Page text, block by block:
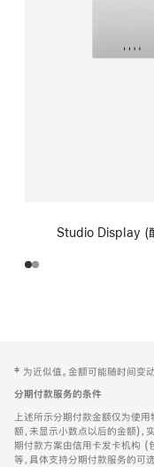
Studio Display (配
页
页
脚
注
‡ 为近似值。金额可能随时间变动
分期付款服务的条件
上述所示分期付款金额仅为使
额，未显示小数点以后的金额)，
期付款方案由信用卡发卡机构 (
等，具体支持分期付款服务的可